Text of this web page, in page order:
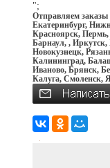
";
Отправляем заказы
Екатеринбург,
Красноярск,
Барнаул, , Иркутск,
Новокузнецк,
Калининград,
Иваново, Брянск,
Калуга, Смоленск,